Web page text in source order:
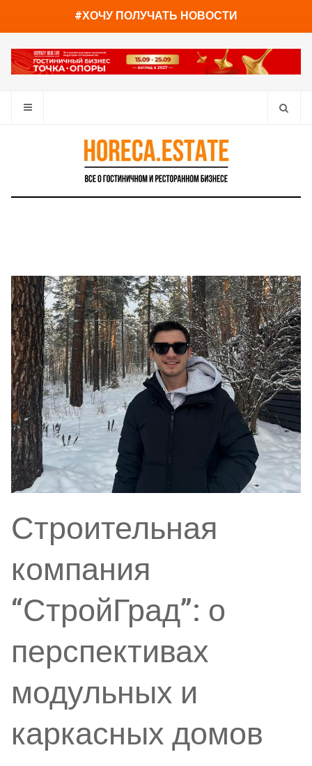
#ХОЧУ ПОЛУЧАТЬ НОВОСТИ
Строительная
компания
“СтройГрад”: о
перспективах
модульных и
каркасных домов